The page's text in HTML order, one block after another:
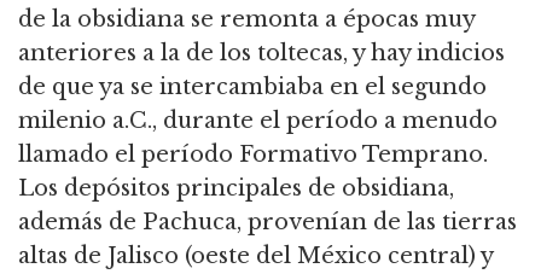
de la obsidiana se remonta a épocas muy
anteriores a la de los toltecas, y hay indicios
de que ya se intercambiaba en el segundo
milenio a.C., durante el período a menudo
llamado el período Formativo Temprano.
Los depósitos principales de obsidiana,
además de Pachuca, provenían de las tierras
altas de Jalisco (oeste del México central) y